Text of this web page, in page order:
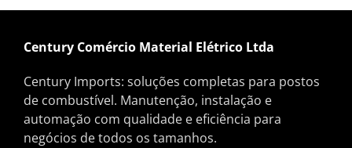
Century Comércio Material Elétrico Ltda
Century Imports: soluções completas para postos
de combustível. Manutenção, instalação e
automação com qualidade e eficiência para
negócios de todos os tamanhos.